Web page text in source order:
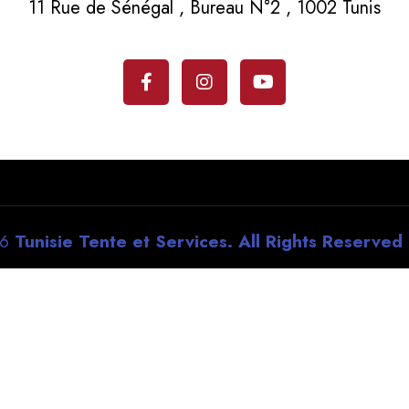
11 Rue de Sénégal , Bureau N°2 , 1002 Tunis
Tunisie Tente et Services. All Rights Reserved